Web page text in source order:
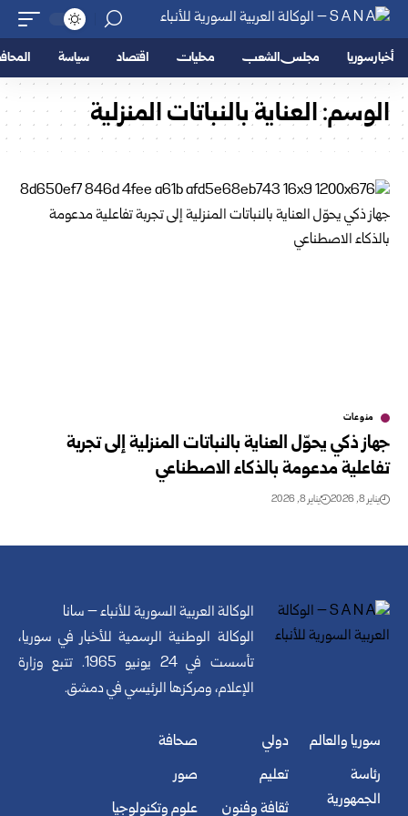
أخبار سوريا مجلس الشعب محليات اقتصاد سياسة
الوسم:العناية بالنباتات المنزلية
منوعات
جهاز ذكي يحوّل العناية بالنباتات المنزلية إلى تجربة
تفاعلية مدعومة بالذكاء الاصطناعي
يناير 8, 2026 يناير 8, 2026
الوكالة العربية السورية للأنباء – سانا
الوكالة الوطنية الرسمية للأخبار في سوريا،
تأسست في 24 يونيو 1965. تتبع وزارة
الإعلام، ومركزها الرئيسي في دمشق.
سوريا والعالم
رئاسة
الجمهورية
دولي
تعليم
ثقافة وفنون
صحافة
صور
علوم وتكنولوجيا